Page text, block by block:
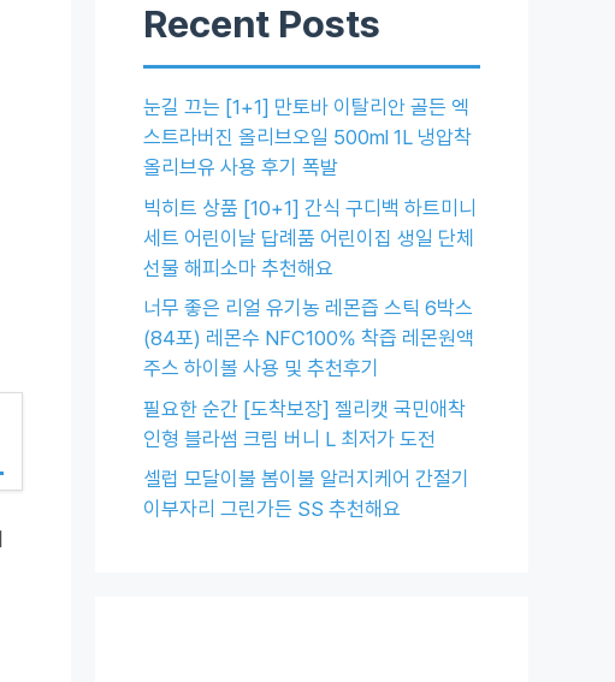
Recent Posts
눈길 끄는 [1+1] 만토바 이탈리안 골든 엑
스트라버진 올리브오일 500ml 1L 냉압착
올리브유 사용 후기 폭발
빅히트 상품 [10+1] 간식 구디백 하트미니
세트 어린이날 답례품 어린이집 생일 단체
선물 해피소마 추천해요
너무 좋은 리얼 유기농 레몬즙 스틱 6박스
(84포) 레몬수 NFC100% 착즙 레몬원액
주스 하이볼 사용 및 추천후기
필요한 순간 [도착보장] 젤리캣 국민애착
인형 블라썸 크림 버니 L 최저가 도전
셀럽 모달이불 봄이불 알러지케어 간절기
이부자리 그린가든 SS 추천해요